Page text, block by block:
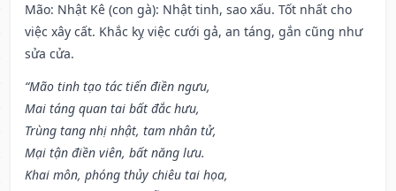
Mão: Nhật Kê (con gà): Nhật tinh, sao xấu. Tốt nhất cho
việc xây cất. Khắc kỵ việc cưới gả, an táng, gắn cũng như
sửa cửa.
“Mão tinh tạo tác tiến điền ngưu,
Mai táng quan tai bất đắc hưu,
Trùng tang nhị nhật, tam nhân tử,
Mại tận điền viên, bất năng lưu.
Khai môn, phóng thủy chiêu tai họa,